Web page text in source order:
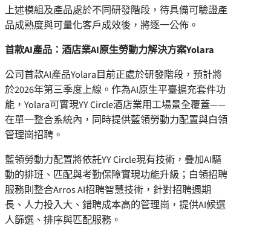
上述模組及產品處於不同研發階段，待具備可驗證產
品成熟度與可量化客戶成效後，將逐一公佈。
首款AI產品：酒店業AI原生勞動力解決方案Yolara
公司首款AI產品Yolara目前正處於研發階段，預計將
於2026年第三季度上線。作為AI原生平臺擴充套件功
能，Yolara可實現YY Circle酒店業用工場景全覆蓋——
在單一整合系統內，同時提供藍領勞動力配置與白領
管理崗招聘。
藍領勞動力配置將依託YY Circle現有技術，疊加AI驅
動的排班、匹配與考勤保障實現功能升級；白領招聘
服務則整合Arros AI招聘智慧技術，針對招聘週期
長、人力投入大、錯聘成本高的管理崗，提供AI候選
人篩選、排序與匹配服務。